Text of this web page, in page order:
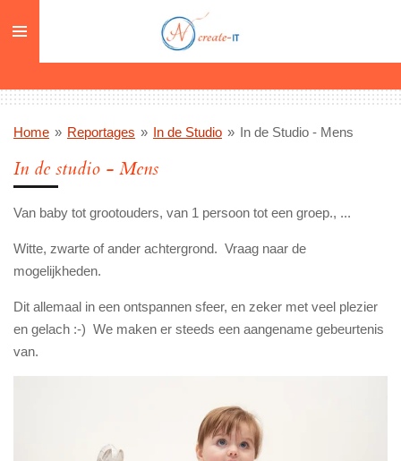
direct
de
hoofdinhoud
Home » Reportages » In de Studio » In de Studio - Mens
In de studio - Mens
Van baby tot grootouders, van 1 persoon tot een groep., ...
Witte, zwarte of ander achtergrond. Vraag naar de
mogelijkheden.
Dit allemaal in een ontspannen sfeer, en zeker met veel plezier
en gelach :-) We maken er steeds een aangename gebeurtenis
van.